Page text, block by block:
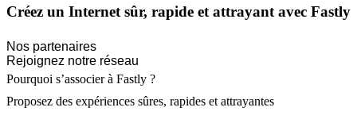
Créez un Internet sûr, rapide et attrayant avec Fastly
Nos partenaires
Rejoignez notre réseau
Pourquoi s’associer à Fastly ?
Proposez des expériences sûres, rapides et attrayantes